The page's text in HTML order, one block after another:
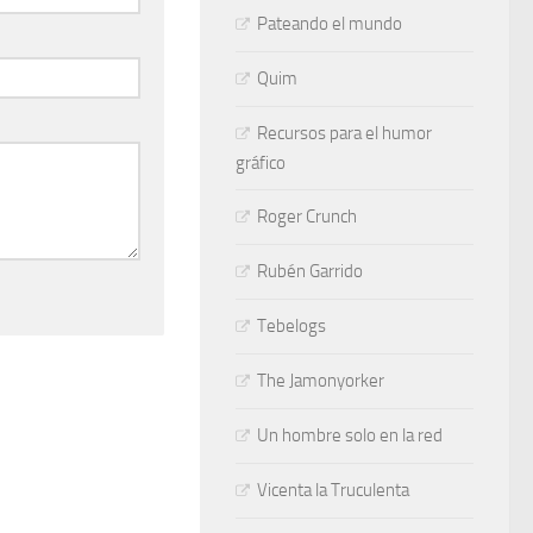
Pateando el mundo
Quim
Recursos para el humor
gráfico
Roger Crunch
Rubén Garrido
Tebelogs
The Jamonyorker
Un hombre solo en la red
Vicenta la Truculenta